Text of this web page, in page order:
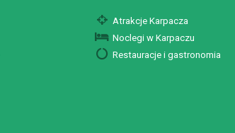
Atrakcje Karpacza
Noclegi w Karpaczu
Restauracje i gastronomia